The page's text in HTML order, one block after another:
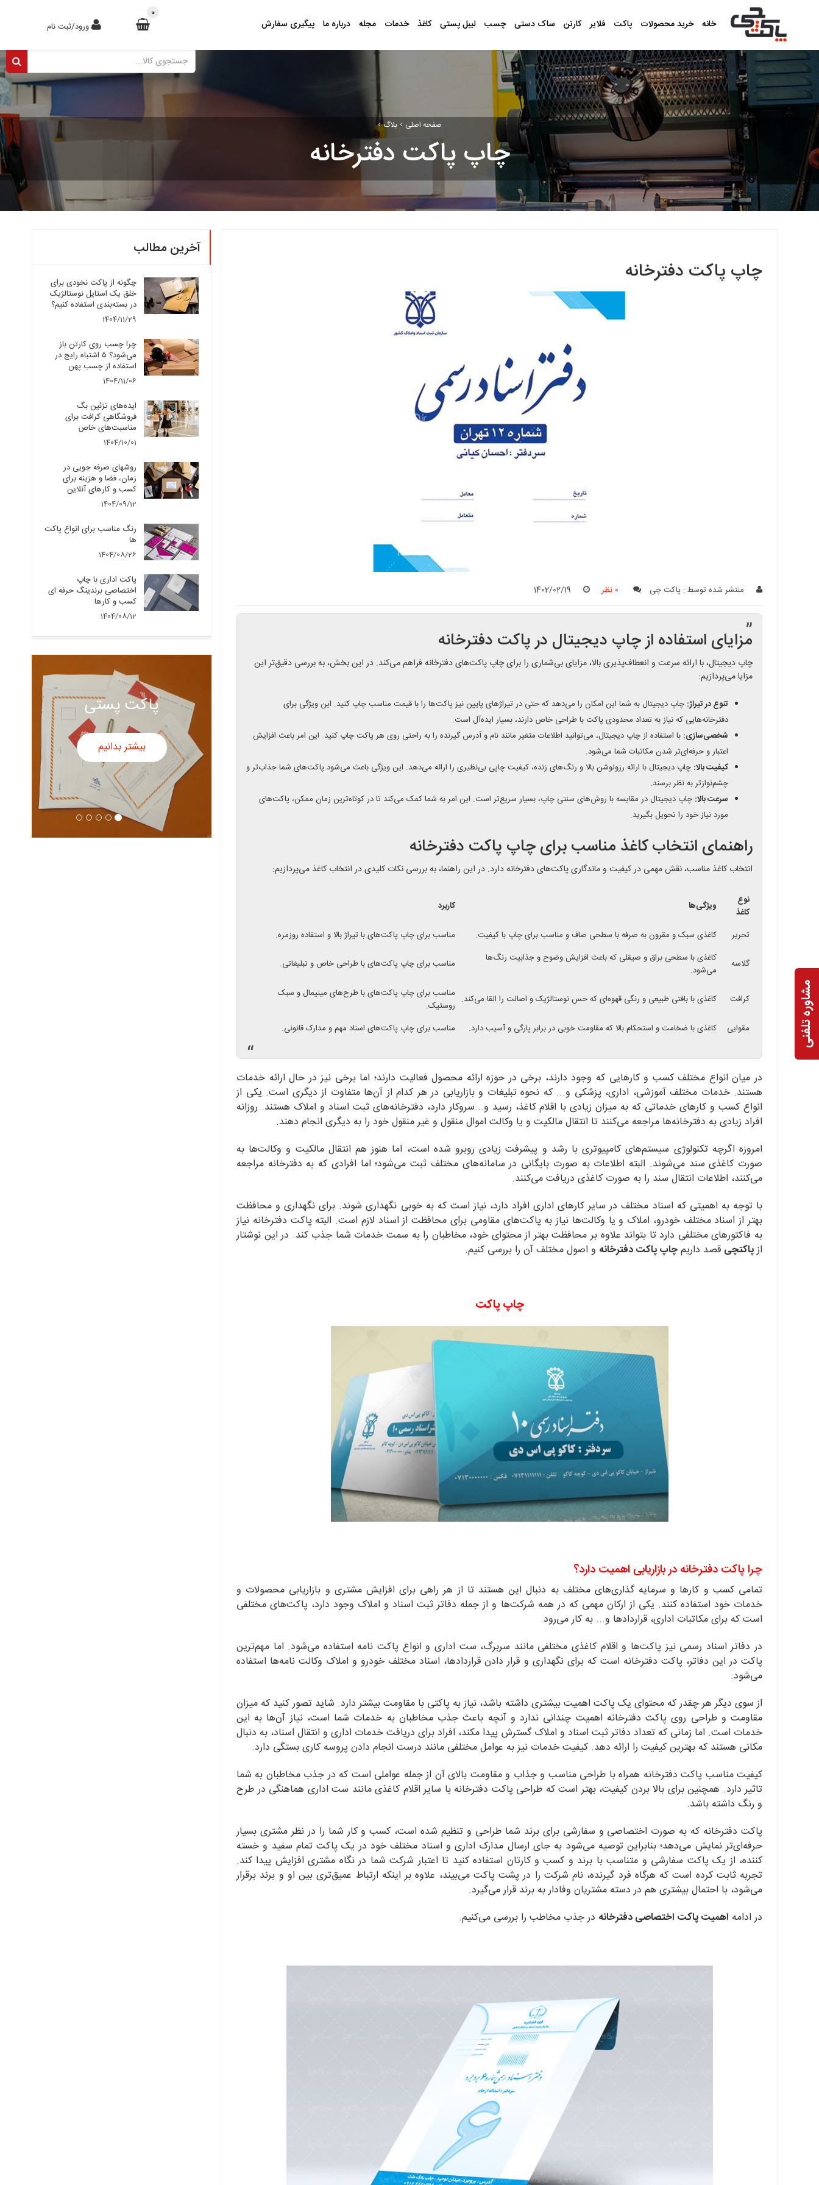
خانه خرید محصولات پاکت فلایر کارتن ساک دستی چسب لیبل پستی کاغذ خدمات مجله درباره ما پیگیری سفارش ورود/ثبت نام
0
صفحه اصلی › بلاگ ›
چاپ پاکت دفترخانه
چاپ پاکت دفترخانه
منتشر شده توسط : پاکت چی 0 نظر 1402/02/19
”
مزایای استفاده از چاپ دیجیتال در پاکت دفترخانه
چاپ دیجیتال، با ارائه سرعت و انعطاف‌پذیری بالا، مزایای بی‌شماری را برای چاپ پاکت‌های دفترخانه فراهم می‌کند. در این بخش، به بررسی دقیق‌تر این
مزایا می‌پردازیم:
تنوع در تیراژ: چاپ دیجیتال به شما این امکان را می‌دهد که حتی در تیراژهای پایین نیز پاکت‌ها را با قیمت مناسب چاپ کنید. این ویژگی برای
دفترخانه‌هایی که نیاز به تعداد محدودی پاکت با طراحی خاص دارند، بسیار ایده‌آل است.
شخصی‌سازی: با استفاده از چاپ دیجیتال، می‌توانید اطلاعات متغیر مانند نام و آدرس گیرنده را به راحتی روی هر پاکت چاپ کنید. این امر باعث افزایش
اعتبار و حرفه‌ای‌تر شدن مکاتبات شما می‌شود.
کیفیت بالا: چاپ دیجیتال با ارائه رزولوشن بالا و رنگ‌های زنده، کیفیت چاپی بی‌نظیری را ارائه می‌دهد. این ویژگی باعث می‌شود پاکت‌های شما جذاب‌تر و
چشم‌نوازتر به نظر برسند.
سرعت بالا: چاپ دیجیتال در مقایسه با روش‌های سنتی چاپ، بسیار سریع‌تر است. این امر به شما کمک می‌کند تا در کوتاه‌ترین زمان ممکن، پاکت‌های
مورد نیاز خود را تحویل بگیرید.
راهنمای انتخاب کاغذ مناسب برای چاپ پاکت دفترخانه
انتخاب کاغذ مناسب، نقش مهمی در کیفیت و ماندگاری پاکت‌های دفترخانه دارد. در این راهنما، به بررسی نکات کلیدی در انتخاب کاغذ می‌پردازیم:
نوع
کاغذ
ویژگی‌ها کاربرد
تحریر کاغذی سبک و مقرون به صرفه با سطحی صاف و مناسب برای چاپ با کیفیت. مناسب برای چاپ پاکت‌های با تیراژ بالا و استفاده روزمره.
گلاسه
کاغذی با سطحی براق و صیقلی که باعث افزایش وضوح و جذابیت رنگ‌ها
می‌شود.
مناسب برای چاپ پاکت‌های با طراحی خاص و تبلیغاتی.
کرافت کاغذی با بافتی طبیعی و رنگی قهوه‌ای که حس نوستالژیک و اصالت را القا می‌کند. مناسب برای چاپ پاکت‌های با طرح‌های مینیمال و سبک
روستیک.
مقوایی
کاغذی با ضخامت و استحکام بالا که مقاومت خوبی در برابر پارگی و آسیب دارد. مناسب برای چاپ پاکت‌های اسناد مهم و مدارک قانونی.
“
در میان انواع مختلف کسب و کارهایی که وجود دارند، برخی در حوزه ارائه محصول فعالیت دارند؛ اما برخی نیز در حال ارائه خدمات
هستند. خدمات مختلف آموزشی، اداری، پزشکی و... که نحوه تبلیغات و بازاریابی در هر کدام از آن‌ها متفاوت از دیگری است. یکی از
انواع کسب و کارهای خدماتی که به میزان زیادی با اقلام کاغذ، رسید و...سروکار دارد، دفترخانه‌های ثبت اسناد و املاک هستند. روزانه
افراد زیادی به دفترخانه‌ها مراجعه می‌کنند تا انتقال مالکیت و یا وکالت اموال منقول و غیر منقول خود را به دیگری انجام دهند.
امروزه اگرچه تکنولوژی سیستم‌های کامپیوتری با رشد و پیشرفت زیادی روبرو شده است، اما هنوز هم انتقال مالکیت و وکالت‌ها به
صورت کاغذی سند می‌شوند. البته اطلاعات به صورت بایگانی در سامانه‌های مختلف ثبت می‌شود؛ اما افرادی که به دفترخانه مراجعه
می‌کنند، اطلاعات انتقال سند را به صورت کاغذی دریافت می‌کنند.
با توجه به اهمیتی که اسناد مختلف در سایر کارهای اداری افراد دارد، نیاز است که به خوبی نگهداری شوند. برای نگهداری و محافظت
بهتر از اسناد مختلف خودرو، املاک و یا وکالت‌ها نیاز به پاکت‌های مقاومی برای محافظت از اسناد لازم است. البته پاکت دفترخانه نیاز
به فاکتورهای مختلفی دارد تا بتواند علاوه بر محافظت بهتر از محتوای خود، مخاطبان را به سمت خدمات شما جذب کند. در این نوشتار
ازپاکتچی قصد داریمچاپ پاکت دفترخانه و اصول مختلف آن را بررسی کنیم.
چاپ پاکت
چرا پاکت دفترخانه در بازاریابی اهمیت دارد؟
تمامی کسب و کارها و سرمایه گذاری‌های مختلف به دنبال این هستند تا از هر راهی برای افزایش مشتری و بازاریابی محصولات و
خدمات خود استفاده کنند. یکی از ارکان مهمی که در همه شرکت‌ها و از جمله دفاتر ثبت اسناد و املاک وجود دارد، پاکت‌های مختلفی
است که برای مکاتبات اداری، قراردادها و... به کار می‌رود.
در دفاتر اسناد رسمی نیز پاکت‌ها و اقلام کاغذی مختلفی مانند سربرگ، ست اداری و انواع پاکت نامه استفاده می‌شود. اما مهم‌ترین
پاکت در این دفاتر، پاکت دفترخانه است که برای نگهداری و قرار دادن قراردادها، اسناد مختلف خودرو و املاک وکالت ‌نامه‌ها استفاده
می‌شود.
از سوی دیگر هر چقدر که محتوای یک پاکت اهمیت بیشتری داشته باشد، نیاز به پاکتی با مقاومت بیشتر دارد. شاید تصور کنید که میزان
مقاومت و طراحی روی پاکت دفترخانه اهمیت چندانی ندارد و آنچه باعث جذب مخاطبان به خدمات شما است، نیاز آن‌ها به این
خدمات است. اما زمانی که تعداد دفاتر ثبت اسناد و املاک گسترش پیدا مکند، افراد برای دریافت خدمات اداری و انتقال اسناد، به دنبال
مکانی هستند که بهترین کیفیت را ارائه دهد. کیفیت خدمات نیز به عوامل مختلفی مانند درست انجام دادن پروسه کاری بستگی دارد.
کیفیت مناسب پاکت دفترخانه همراه با طراحی مناسب و جذاب و مقاومت بالای آن از جمله عواملی است که در جذب مخاطبان به شما
تاثیر دارد. همچنین برای بالا بردن کیفیت، بهتر است که طراحی پاکت دفترخانه با سایر اقلام کاغذی مانند ست اداری هماهنگی در طرح
و رنگ داشته باشد.
پاکت دفترخانه که به صورت اختصاصی و سفارشی برای برند شما طراحی و تنظیم شده است، کسب و کار شما را در نظر مشتری بسیار
حرفه‌ای‌تر نمایش می‌دهد؛ بنابراین توصیه می‌شود به جای ارسال مدارک اداری و اسناد مختلف خود در یک پاکت تمام سفید و خسته
کننده، از یک پاکت سفارشی و متناسب با برند و کسب و کارتان استفاده کنید تا اعتبار شرکت شما در نگاه مشتری افزایش پیدا کند.
تجربه ثابت کرده است که هرگاه فرد گیرنده، نام شرکت را در پشت پاکت می‌بیند، علاوه بر اینکه ارتباط عمیق‌تری بین او و برند برقرار
می‌شود، با احتمال بیشتری هم در دسته مشتریان وفادار به برند قرار می‌گیرد.
در ادامه اهمیت پاکت اختصاصی دفترخانه در جذب مخاطب را بررسی می‌کنیم.
آخرین مطالب
چگونه از پاکت نخودی برای
خلق یک استایل نوستالژیک
در بسته‌بندی استفاده کنیم؟
1404/11/29
چرا چسب روی کارتن باز
می‌شود؟ ۵ اشتباه رایج در
استفاده از چسب پهن
1404/11/06
ایده‌های تزئین بگ
فروشگاهی کرافت برای
مناسبت‌های خاص
1404/10/01
روشهای صرفه جویی در
زمان، فضا و هزینه برای
کسب و کارهای آنلاین
1404/09/12
رنگ مناسب برای انواع پاکت
ها
1404/08/26
پاکت اداری با چاپ
اختصاصی برندینگ حرفه ای
کسب و کارها
1404/08/12
پاکت پستی
بیشتر بدانیم
مشاوره تلفنی